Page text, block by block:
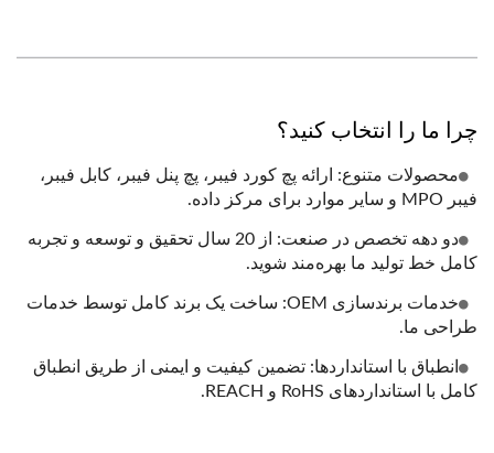
چرا ما را انتخاب کنید؟
محصولات متنوع: ارائه پچ کورد فیبر، پچ پنل فیبر، کابل فیبر،
فیبر MPO و سایر موارد برای مرکز داده.
دو دهه تخصص در صنعت: از 20 سال تحقیق و توسعه و تجربه
کامل خط تولید ما بهره‌مند شوید.
خدمات برندسازی OEM: ساخت یک برند کامل توسط خدمات
طراحی ما.
انطباق با استانداردها: تضمین کیفیت و ایمنی از طریق انطباق
کامل با استانداردهای RoHS و REACH.